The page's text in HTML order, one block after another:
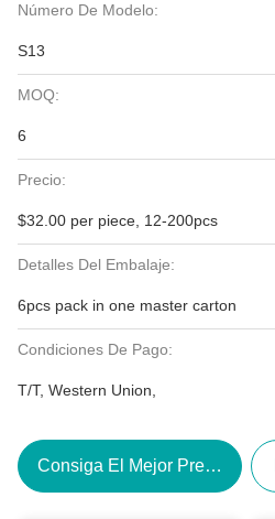
Número De Modelo:
S13
MOQ:
6
Precio:
$32.00 per piece, 12-200pcs
Detalles Del Embalaje:
6pcs pack in one master carton
Condiciones De Pago:
T/T, Western Union,
Consiga El Mejor Precio